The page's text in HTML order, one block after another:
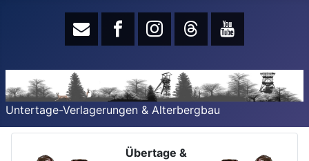
Untertage-Verlagerungen & Alterbergbau
Übertage &